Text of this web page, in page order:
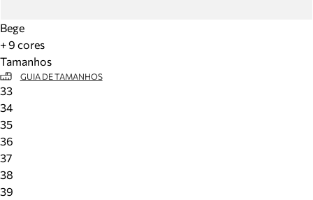
Bege
+ 9 cores
Tamanhos
GUIA DE TAMANHOS
33
34
35
36
37
38
39